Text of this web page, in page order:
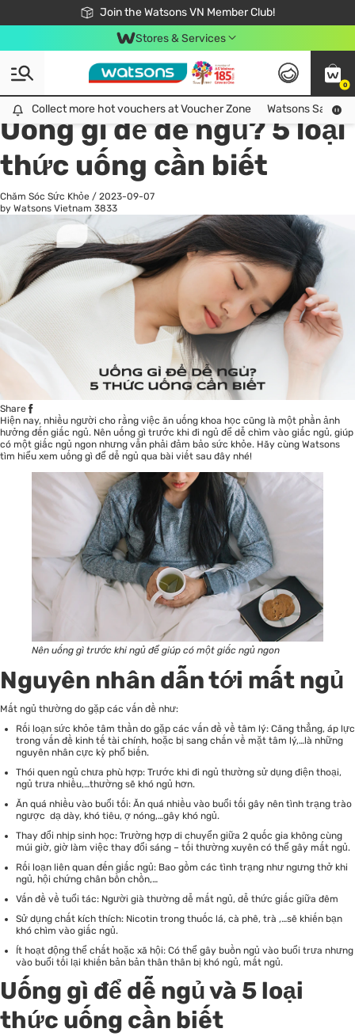
Join the Watsons VN Member Club!
Free Shipping For Order From 249,000Đ
24h Fast delivery in Hồ Chí Minh City
Stores & Services
0
Collect more hot vouchers at Voucher Zone
Collect more hot vouchers at Voucher Zone Watsons Safety
All
Chăm Sóc Cá Nhân
Uống gì để dễ ngủ? 5 loại
thức uống cần biết
Chăm Sóc Sức Khỏe / 2023-09-07
by Watsons Vietnam 3833
Share
Hiện nay, nhiều người cho rằng việc ăn uống khoa học cũng là một phần ảnh
hưởng đến giấc ngủ. Nên uống gì trước khi đi ngủ để dễ chìm vào giấc ngủ, giúp
có một giấc ngủ ngon nhưng vẫn phải đảm bảo sức khỏe. Hãy cùng Watsons
tìm hiểu xem uống gì để dễ ngủ qua bài viết sau đây nhé!
Nên uống gì trước khi ngủ để giúp có một giấc ngủ ngon
Nguyên nhân dẫn tới mất ngủ
Mất ngủ thường do gặp các vấn đề như:
Rối loạn sức khỏe tâm thần do gặp các vấn đề về tâm lý: Căng thẳng, áp lực
trong vấn đề kinh tế tài chính, hoặc bị sang chấn về mặt tâm lý,…là những
nguyên nhân cực kỳ phổ biến.
Thói quen ngủ chưa phù hợp: Trước khi đi ngủ thường sử dụng điện thoại,
ngủ trưa nhiều,…thường sẽ khó ngủ hơn.
Ăn quá nhiều vào buổi tối: Ăn quá nhiều vào buổi tối gây nên tình trạng trào
ngược dạ dày, khó tiêu, ợ nóng,…gây khó ngủ.
Thay đổi nhịp sinh học: Trường hợp di chuyển giữa 2 quốc gia không cùng
múi giờ, giờ làm việc thay đổi sáng – tối thường xuyên có thể gây mất ngủ.
Rối loạn liên quan đến giấc ngủ: Bao gồm các tình trạng như ngưng thở khi
ngủ, hội chứng chân bồn chồn,…
Vấn đề về tuổi tác: Người già thường dễ mất ngủ, dễ thức giấc giữa đêm
Sử dụng chất kích thích: Nicotin trong thuốc lá, cà phê, trà ,…sẽ khiến bạn
khó chìm vào giấc ngủ.
Ít hoạt động thể chất hoặc xã hội: Có thể gây buồn ngủ vào buổi trưa nhưng
vào buổi tối lại khiến bản bản thân thân bị khó ngủ, mất ngủ.
Uống gì để dễ ngủ và 5 loại
thức uống cần biết